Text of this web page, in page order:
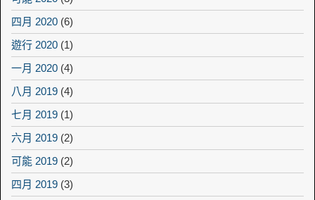
四月 2020 (6)
遊行 2020 (1)
一月 2020 (4)
八月 2019 (4)
七月 2019 (1)
六月 2019 (2)
可能 2019 (2)
四月 2019 (3)